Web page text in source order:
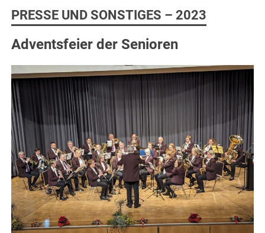
PRESSE UND SONSTIGES – 2023
Adventsfeier der Senioren